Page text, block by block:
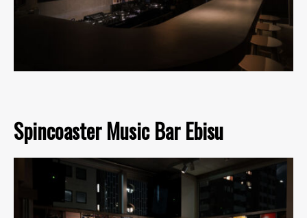
Spincoaster Music Bar Ebisu